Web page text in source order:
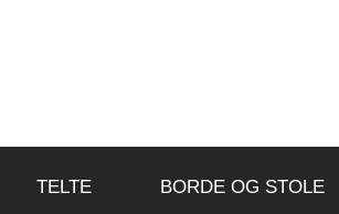
TELTE BORDE OG STOLE